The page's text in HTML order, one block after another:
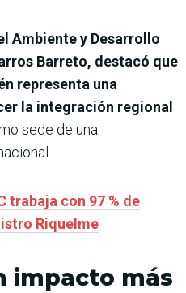
Ambiente y Desarrollo
Barreto, destacó que
representa una
la integración regional
sede de una
trabaja con 97 % de
Riquelme
impacto más